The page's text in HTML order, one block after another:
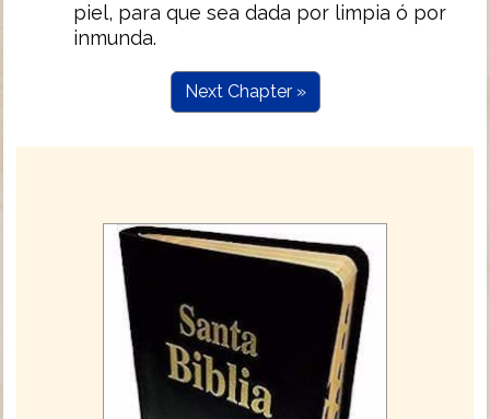
piel, para que sea dada por limpia ó por
inmunda.
Next Chapter »